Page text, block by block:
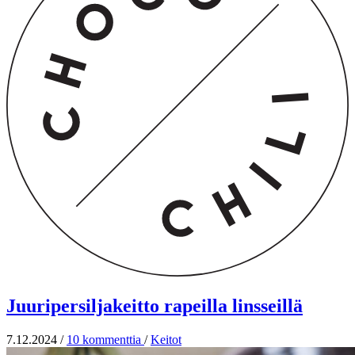
Juuripersiljakeitto rapeilla linsseillä
7.12.2024 / 10 kommenttia / Keitot